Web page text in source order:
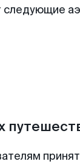
следующие